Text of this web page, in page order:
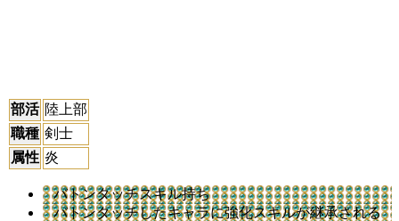
部活 陸上部
職種 剣士
属性 炎
バトンタッチスキル持ち
バトンタッチしたキャラに強化スキルが継承される